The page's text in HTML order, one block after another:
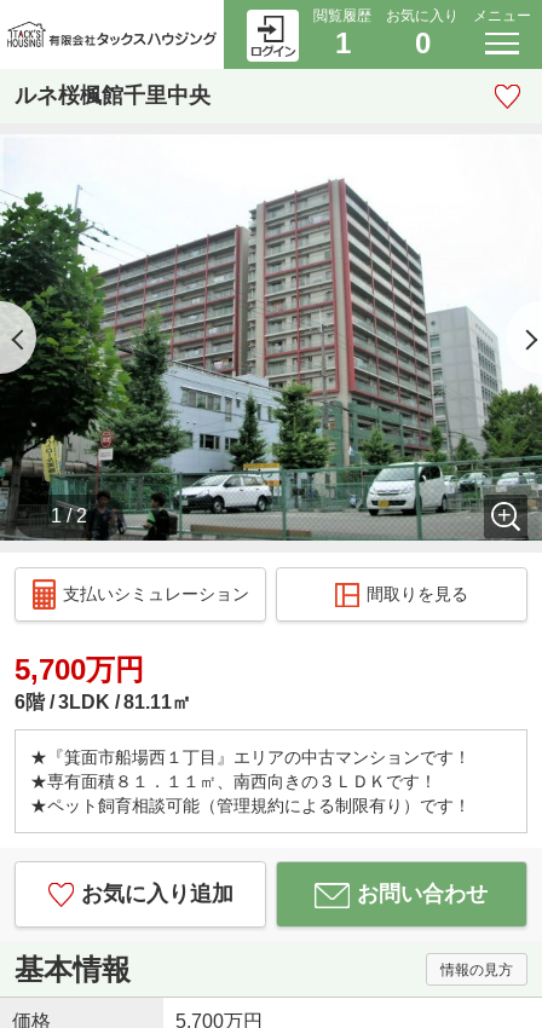
閲覧履歴
1
お気に入り
0
メニュー
ルネ桜楓館千里中央
1 / 2
支払いシミュレーション 間取りを見る
5,700万円
6階 3LDK 81.11㎡
★『箕面市船場西１丁目』エリアの中古マンションです！
★専有面積８１．１１㎡、南西向きの３ＬＤＫです！
★ペット飼育相談可能（管理規約による制限有り）です！
お気に入り追加 お問い合わせ
基本情報 情報の見方
価格 5,700万円